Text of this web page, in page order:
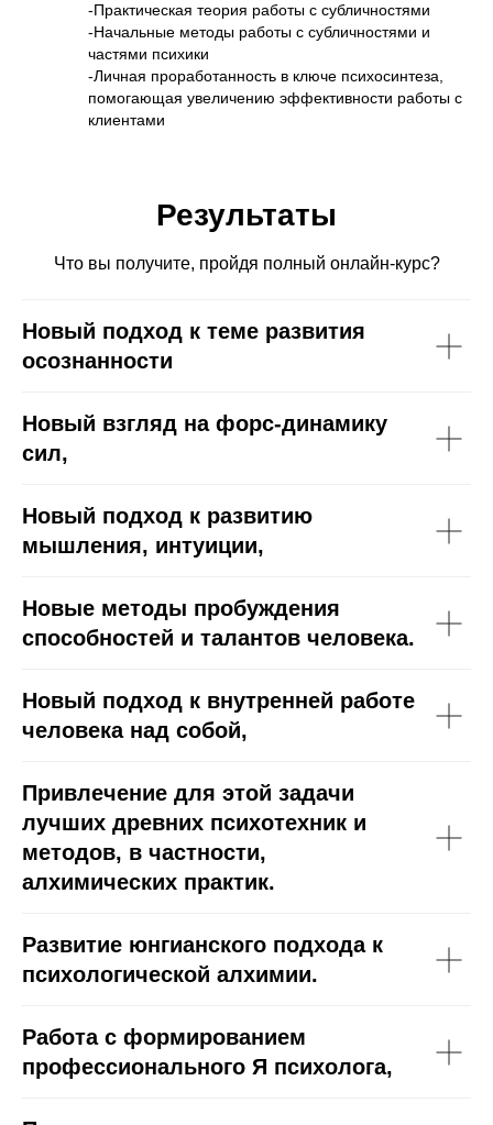
-Практическая теория работы с субличностями
-Начальные методы работы с субличностями и
частями психики
-Личная проработанность в ключе психосинтеза,
помогающая увеличению эффективности работы с
клиентами
Результаты
Что вы получите, пройдя полный онлайн-курс?
Новый подход к теме развития
осознанности
Новый взгляд на форс-динамику
сил,
Новый подход к развитию
мышления, интуиции,
Новые методы пробуждения
способностей и талантов человека.
Новый подход к внутренней работе
человека над собой,
Привлечение для этой задачи
лучших древних психотехник и
методов, в частности,
алхимических практик.
Развитие юнгианского подхода к
психологической алхимии.
Работас формированием
профессионального Я психолога,